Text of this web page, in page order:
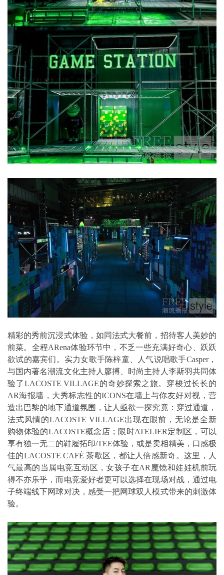
精彩的秀前沉浸式体验，如同法式大餐前，招待客人美妙的
前菜。全程ARena体验环节中，不乏一些充满好奇心、跃跃
欲试的嘉宾们。实力女歌手陈梓童、人气说唱歌手Casper，
与国内著名潮流文化主持人廖搏、时尚主持人李斯羽共同体
验了LACOSTE VILLAGE的奇妙探索之旅。穿梭过长长的
AR海报墙，大秀标志性的ICONS在墙上与你友好对视，营
造出巴黎的地下通道氛围，让人亟欲一探究竟：穿过通道，
法式风情的LACOSTE VILLAGE出现在眼前，无论是全新
购物体验的LACOSTE概念店；限时ATELIER定制区，可以
享有独一无二的鞋履拓印/TEE体验，或是卖相精美，口感极
佳的LACOSTE CAFÉ 茶歇区，都让人倍感新奇。这里，人
气最高的当属电竞互动区，女孩子在AR魔镜和娃娃机前玩
得不亦乐乎，而电竞爱好者更可以选择在现场对战，通过电
子终端线下网球对决，感受一把网球双人模式带来的刺激体
验。